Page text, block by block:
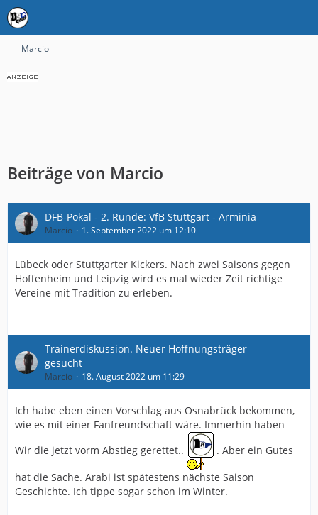
Marcio
Beiträge von Marcio
DFB-Pokal - 2. Runde: VfB Stuttgart - Arminia
Marcio 1. September 2022 um 12:10
Lübeck oder Stuttgarter Kickers. Nach zwei Saisons gegen
Hoffenheim und Leipzig wird es mal wieder Zeit richtige
Vereine mit Tradition zu erleben.
Trainerdiskussion. Neuer Hoffnungsträger
gesucht
Marcio 18. August 2022 um 11:29
Ich habe eben einen Vorschlag aus Osnabrück bekommen,
wie es mit einer Fanfreundschaft wäre. Immerhin haben
Wir die jetzt vorm Abstieg gerettet..
. Aber ein Gutes
hat die Sache. Arabi ist spätestens nächste Saison
Geschichte. Ich tippe sogar schon im Winter.